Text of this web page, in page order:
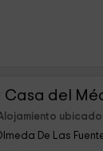
Casa del
ubicado
De Las